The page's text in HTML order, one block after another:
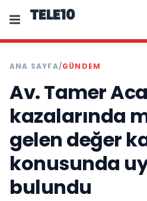
TELE10
ANA SAYFA/GÜNDEM
Av. Tamer
kazalarında
gelen değer
konusunda
bulundu